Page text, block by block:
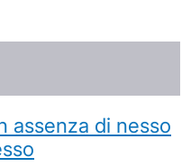
assenza di nesso